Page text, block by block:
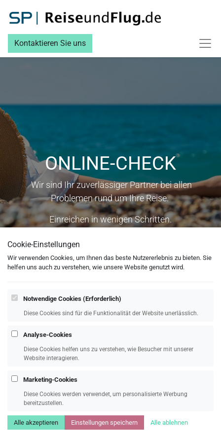
Kontaktieren Sie uns
ONLINE-CHECK
Wir sind Ihr zuverlässiger Partner bei allen
Problemen rund um Ihre Reise.
Einreichen in wenigen Schritten.
Ihre Experten im Reiserecht
Cookie-Einstellungen
Wir verwenden Cookies, um Ihnen das beste Nutzererlebnis zu bieten. Sie
helfen uns auch zu verstehen, wie unsere Website genutzt wird.
Notwendige Cookies (Erforderlich)
Diese Cookies sind für die Funktionalität der Website unerlässlich.
Analyse-Cookies
Diese Cookies helfen uns zu verstehen, wie Besucher mit unserer
Website interagieren.
Marketing-Cookies
Diese Cookies werden verwendet, um personalisierte Werbung
bereitzustellen.
Alle akzeptieren Einstellungen speichern Alle ablehnen